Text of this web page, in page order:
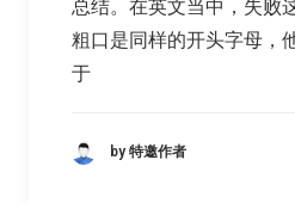
总结。在英文当中，失败
粗口是同样的开头字母，
于
by 特邀作者